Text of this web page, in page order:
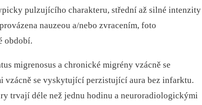
pulzujícího charakteru, střední až silné intenzity
nauzeou a/nebo zvracením, foto
období.
migrenosus a chronické migrény vzácně se
se vyskytující perzistující aura bez infarktu.
trvají déle než jednu hodinu a neuroradiologickými